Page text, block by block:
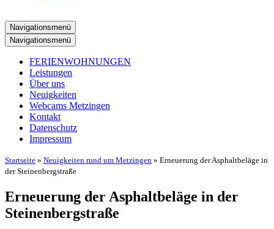
Navigationsmenü
Navigationsmenü
FERIENWOHNUNGEN
Leistungen
Über uns
Neuigkeiten
Webcams Metzingen
Kontakt
Datenschutz
Impressum
Startseite » Neuigkeiten rund um Metzingen » Erneuerung der Asphaltbeläge in
der Steinenbergstraße
Erneuerung der Asphaltbeläge in der
Steinenbergstraße